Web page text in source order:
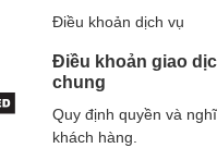
không ngừng,Lọ hoa dáng
họa tiết truyền thống
hóa dân tộc.
Điều khoản dịch vụ
Điều khoản giao
chung
Quy định quyền và
khách hàng.